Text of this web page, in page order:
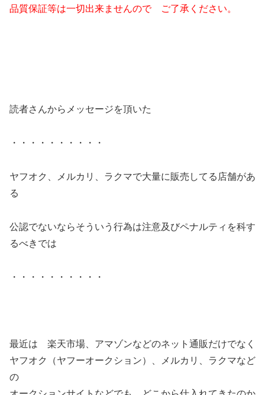
品質保証等は一切出来ませんので ご了承ください。
読者さんからメッセージを頂いた
・・・・・・・・・・
ヤフオク、メルカリ、ラクマで大量に販売してる店舗があ
る
公認でないならそういう行為は注意及びペナルティを科す
るべきでは
・・・・・・・・・・
最近は 楽天市場、アマゾンなどのネット通販だけでなく
ヤフオク（ヤフーオークション）、メルカリ、ラクマなど
の